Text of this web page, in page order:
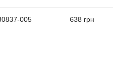
005 638 грн